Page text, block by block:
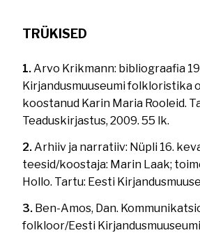
TRÜKISED
1.Arvo Krikmann: bibliograafia
Kirjandusmuuseumi folkloristika
koostanud Karin Maria Rooleid.
Teaduskirjastus, 2009. 55 lk.
2. Arhiiv ja narratiiv: Nüpli 16.
teesid/koostaja: Marin Laak;
Hollo. Tartu: Eesti
3. Ben-Amos, Dan.
folkloor/Eesti